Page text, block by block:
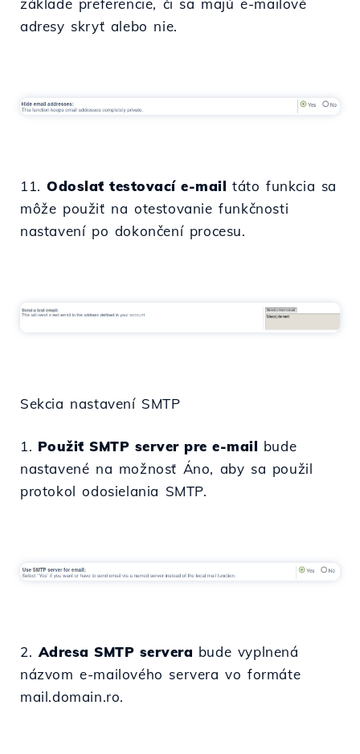
základe preferencie, či sa majú e-mailové
adresy skryť alebo nie.
11.Odoslať testovací e-mail táto funkcia sa
môže použiť na otestovanie funkčnosti
nastavení po dokončení procesu.
Sekcia nastavení SMTP
1. Použiť SMTP server pre e-mail bude
nastavené na možnosť Áno, aby sa použil
protokol odosielania SMTP.
2. Adresa SMTP servera bude vyplnená
názvom e-mailového servera vo formáte
mail.domain.ro.